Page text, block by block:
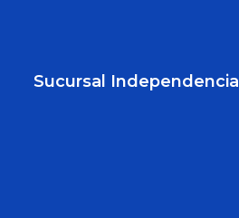
Sucursal Independencia